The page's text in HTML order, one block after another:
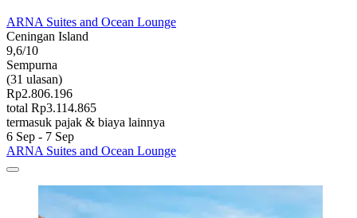
ARNA Suites and Ocean Lounge
Ceningan Island
9,6/10
Sempurna
(31 ulasan)
Rp2.806.196
total Rp3.114.865
termasuk pajak & biaya lainnya
6 Sep - 7 Sep
ARNA Suites and Ocean Lounge